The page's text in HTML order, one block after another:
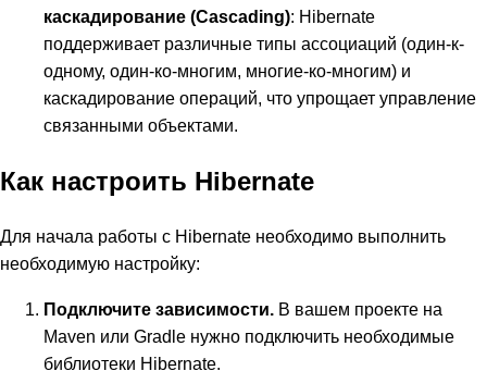
каскадирование (Cascading): Hibernate
поддерживает различные типы ассоциаций (один-к-
одному, один-ко-многим, многие-ко-многим) и
каскадирование операций, что упрощает управление
связанными объектами.
Как настроить Hibernate
Для начала работы с Hibernate необходимо выполнить
необходимую настройку:
Подключите зависимости. В вашем проекте на
Maven или Gradle нужно подключить необходимые
библиотеки Hibernate.